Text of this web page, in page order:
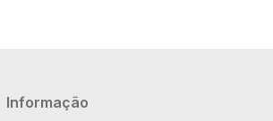
Navegação principal
Informação